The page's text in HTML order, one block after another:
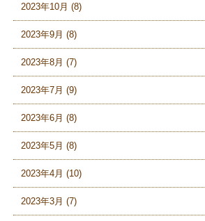
2023年10月 (8)
2023年9月 (8)
2023年8月 (7)
2023年7月 (9)
2023年6月 (8)
2023年5月 (8)
2023年4月 (10)
2023年3月 (7)